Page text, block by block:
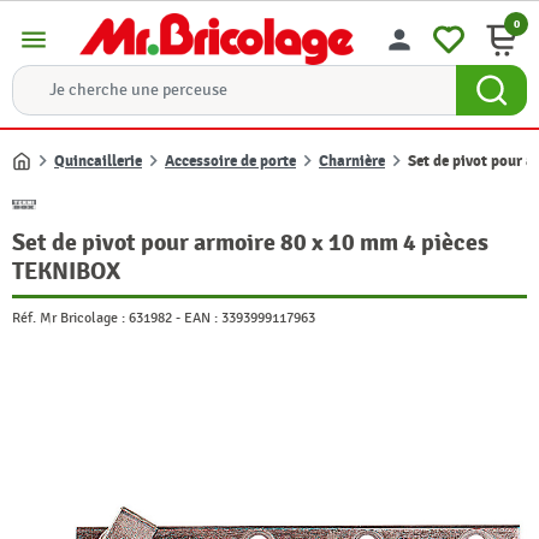
menu person 0
Accueil
Quincaillerie Accessoire de porte Charnière Set de pivot pour
Set de pivot pour armoire 80 x 10 mm 4 pièces
TEKNIBOX
Réf. Mr Bricolage : 631982 - EAN : 3393999117963